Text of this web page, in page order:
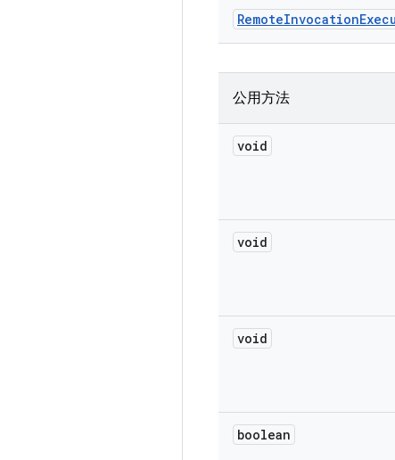
RemoteInvocation
公用方法
void
void
void
boolean